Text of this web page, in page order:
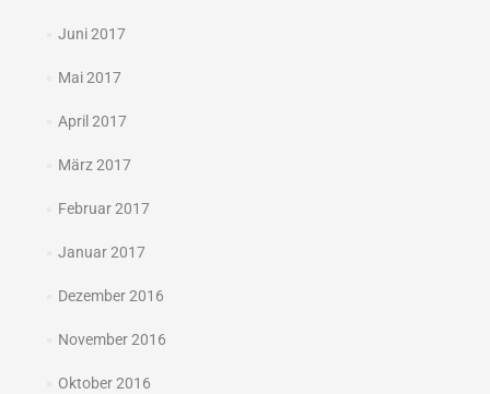
Juni 2017
Mai 2017
April 2017
März 2017
Februar 2017
Januar 2017
Dezember 2016
November 2016
Oktober 2016